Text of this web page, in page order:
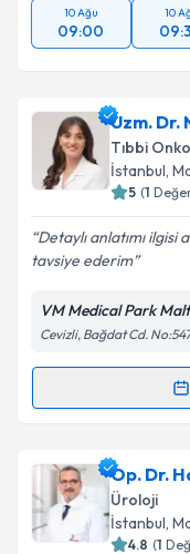
10 Ağu
09:00
10
Uzm. Dr.
Tıbbi
İstanbul,
5 (1
Detaylı anlatımı ilgisi
tavsiye ederim
VM Medical Park
Cevizli, Bağdat Cd.
Randevu
Uzm. Dr.
talebi oluşturun.
için bir takvim
bilgilendireceğiz.
Op. Dr.
Üroloji
İstanbul,
4.8 (1